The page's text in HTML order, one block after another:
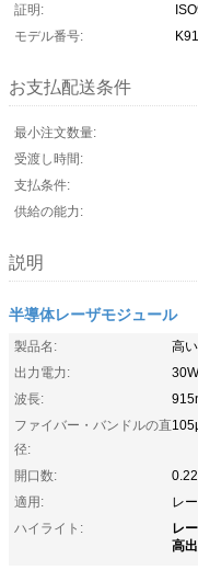
証明:
モデル番号:
お支払配送条件
最小注文数量:
受渡し時間:
支払条件:
供給の能力:
説明
半導体レーザモジュール
製品名:
高
出力電力:
30W
波長:
ファイバー・バンドルの直
径:
開口数:
適用:
レ
ハイライト:
レ
高